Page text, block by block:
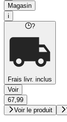
Magasin
i
?
Frais livr. inclus
Voir
67,99
Voir le produit